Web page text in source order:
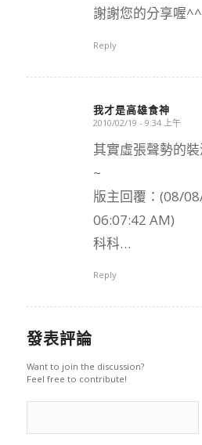
謝謝您的分享喔^^
Reply
我才是高雄食神
says:
2010/02/19 - 9:34 上午
其實虛張聲勢的
~
版主回覆：(08/
06:07:42 AM)
科科…
Reply
發表評論
Want to join the discussion?
Feel free to contribute!